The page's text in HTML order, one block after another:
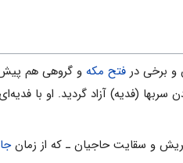
برخی در فتح مکه و گروهی هم
سربها (فدیه) آزاد گردید. او با
قریش و سقایت حاجیان ـ که از زمان